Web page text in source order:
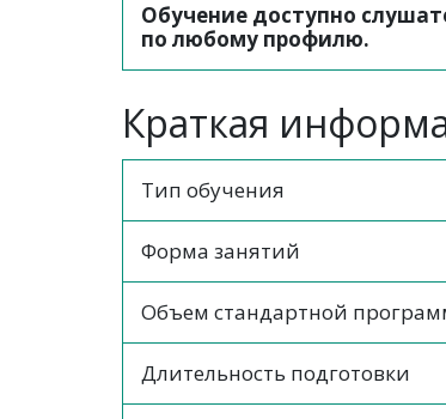
Обучение доступно
по любому профилю.
Краткая
Тип обучения
Форма занятий
Объем стандартной
Длительность подготовки